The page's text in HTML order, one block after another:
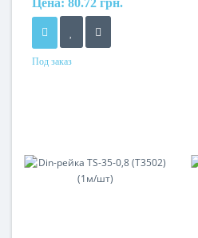
Цена: 80.72 грн.
Под заказ